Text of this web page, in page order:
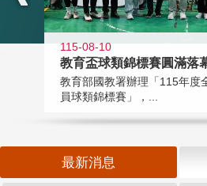
115-08-10
教育盃球類錦標賽圓滿落
教育部國教署辦理「115年度
員球類錦標賽」，...
最新消息